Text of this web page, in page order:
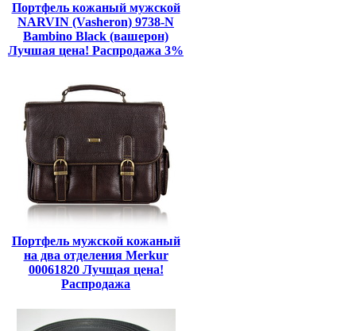
Портфель кожаный мужской
NARVIN (Vasheron) 9738-N
Bambino Black (вашерон)
Лучшая цена! Распродажа 3%
Портфель мужской кожаный
на два отделения Merkur
00061820 Лучщая цена!
Распродажа